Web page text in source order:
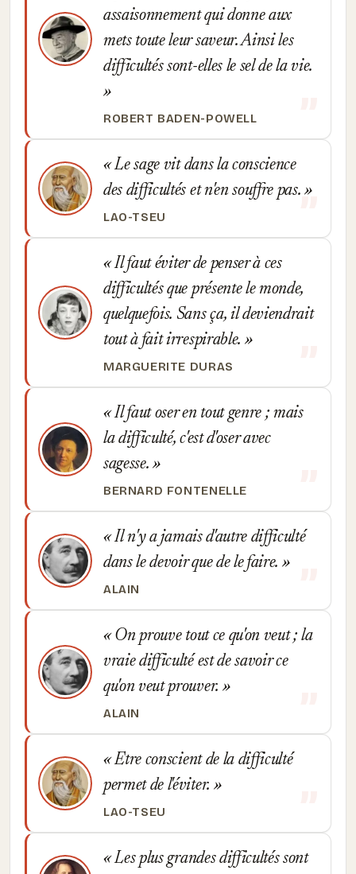
assaisonnement qui donne aux
mets toute leur saveur. Ainsi les
difficultés sont-elles le sel de la vie.
ROBERT BADEN-POWELL
Le sage vit dans la conscience
des difficultés et n'en souffre pas.
LAO-TSEU
Il faut éviter de penser à ces
difficultés que présente le monde,
quelquefois. Sans ça, il deviendrait
tout à fait irrespirable.
MARGUERITE DURAS
Il faut oser en tout genre ; mais
la difficulté, c'est d'oser avec
sagesse.
BERNARD FONTENELLE
Il n'y a jamais d'autre difficulté
dans le devoir que de le faire.
ALAIN
On prouve tout ce qu'on veut ; la
vraie difficulté est de savoir ce
qu'on veut prouver.
ALAIN
Etre conscient de la difficulté
permet de l'éviter.
LAO-TSEU
Les plus grandes difficultés sont